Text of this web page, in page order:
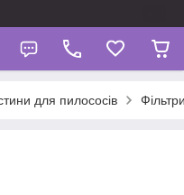
для пилососів